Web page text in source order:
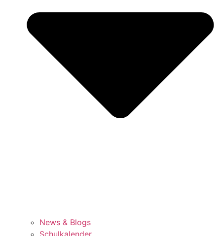
News & Blogs
Schulkalender